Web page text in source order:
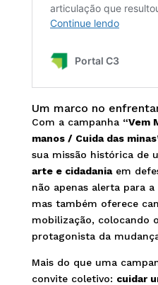
Um marco no
Com a campanha “Vem
manos / Cuida das
sua missão histórica de
arte e cidadaniaem
não apenas alerta para
mas também oferece
mobilização, colocando
protagonista da
Mais do que uma
convite coletivo: cuidar